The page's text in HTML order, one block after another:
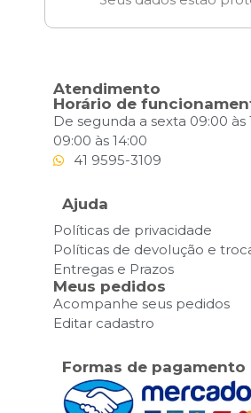
Atendimento
Horário de
De segunda a sexta 09:00 às
09:00 às 14:00
41 9595-3109
Ajuda
Políticas de privacidade
Políticas de devolução e
Entregas e Prazos
Meus pedidos
Acompanhe seus pedidos
Editar cadastro
Formas de pagamento